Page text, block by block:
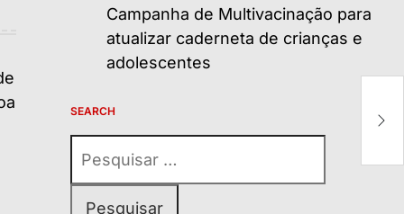
Campanha de Multivacinação para
atualizar caderneta de crianças e
adolescentes
SEARCH
por: